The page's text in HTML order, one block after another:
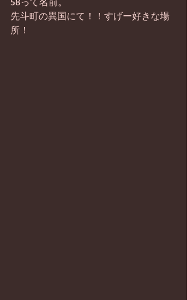
先斗町の異国にて！！すげー好きな場
所！